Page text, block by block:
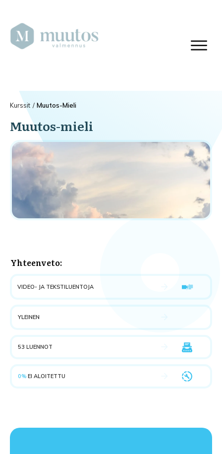
Kurssit / Muutos-Mieli
Muutos-mieli
Yhteenveto:
VIDEO- JA TEKSTILUENTOJA
YLEINEN
53 LUENNOT
0% EI ALOITETTU